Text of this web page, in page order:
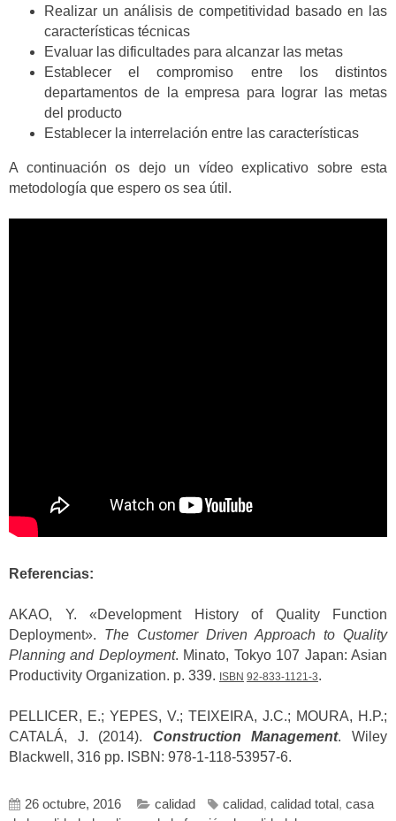
Realizar un análisis de competitividad basado en las
características técnicas
Evaluar las dificultades para alcanzar las metas
Establecer el compromiso entre los distintos
departamentos de la empresa para lograr las metas
del producto
Establecer la interrelación entre las características
A continuación os dejo un vídeo explicativo sobre esta
metodología que espero os sea útil.
Referencias:
AKAO, Y. «Development History of Quality Function
Deployment». The Customer Driven Approach to Quality
Planning and Deployment. Minato, Tokyo 107 Japan: Asian
Productivity Organization. p. 339. ISBN 92-833-1121-3.
PELLICER, E.; YEPES, V.; TEIXEIRA, J.C.; MOURA, H.P.;
CATALÁ, J. (2014). Construction Management. Wiley
Blackwell, 316 pp. ISBN: 978-1-118-53957-6.
26 octubre, 2016 calidad calidad, calidad total , casa